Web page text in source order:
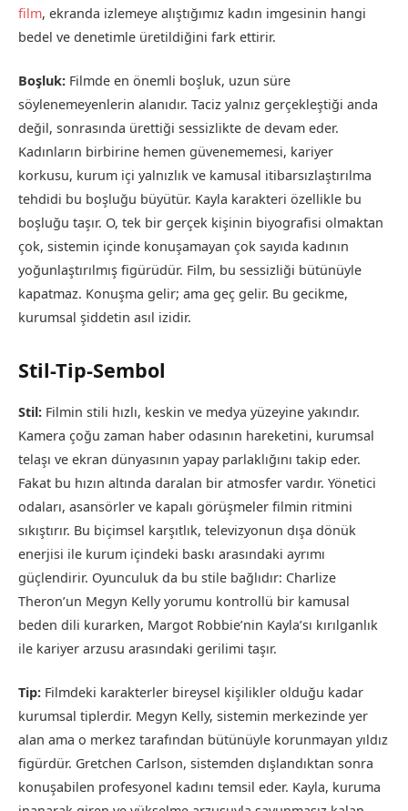
film, ekranda izlemeye alıştığımız kadın imgesinin hangi
bedel ve denetimle üretildiğini fark ettirir.
Boşluk: Filmde en önemli boşluk, uzun süre
söylenemeyenlerin alanıdır. Taciz yalnız gerçekleştiği anda
değil, sonrasında ürettiği sessizlikte de devam eder.
Kadınların birbirine hemen güvenememesi, kariyer
korkusu, kurum içi yalnızlık ve kamusal itibarsızlaştırılma
tehdidi bu boşluğu büyütür. Kayla karakteri özellikle bu
boşluğu taşır. O, tek bir gerçek kişinin biyografisi olmaktan
çok, sistemin içinde konuşamayan çok sayıda kadının
yoğunlaştırılmış figürüdür. Film, bu sessizliği bütünüyle
kapatmaz. Konuşma gelir; ama geç gelir. Bu gecikme,
kurumsal şiddetin asıl izidir.
Stil-Tip-Sembol
Stil: Filmin stili hızlı, keskin ve medya yüzeyine yakındır.
Kamera çoğu zaman haber odasının hareketini, kurumsal
telaşı ve ekran dünyasının yapay parlaklığını takip eder.
Fakat bu hızın altında daralan bir atmosfer vardır. Yönetici
odaları, asansörler ve kapalı görüşmeler filmin ritmini
sıkıştırır. Bu biçimsel karşıtlık, televizyonun dışa dönük
enerjisi ile kurum içindeki baskı arasındaki ayrımı
güçlendirir. Oyunculuk da bu stile bağlıdır: Charlize
Theron’un Megyn Kelly yorumu kontrollü bir kamusal
beden dili kurarken, Margot Robbie’nin Kayla’sı kırılganlık
ile kariyer arzusu arasındaki gerilimi taşır.
Tip: Filmdeki karakterler bireysel kişilikler olduğu kadar
kurumsal tiplerdir. Megyn Kelly, sistemin merkezinde yer
alan ama o merkez tarafından bütünüyle korunmayan yıldız
figürdür. Gretchen Carlson, sistemden dışlandıktan sonra
konuşabilen profesyonel kadını temsil eder. Kayla, kuruma